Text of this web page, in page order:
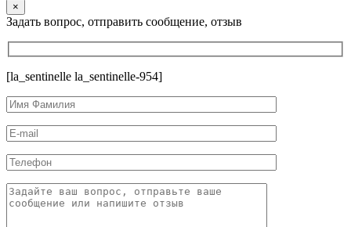
×
Задать вопрос, отправить сообщение, отзыв
[la_sentinelle la_sentinelle-954]